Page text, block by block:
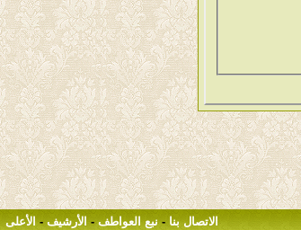
الاتصال بنا - نبع العواطف - الأرشيف - الأعلى